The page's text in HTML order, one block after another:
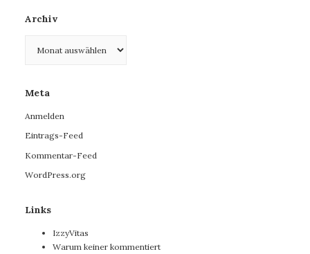
Archiv
Meta
Anmelden
Eintrags-Feed
Kommentar-Feed
WordPress.org
Links
IzzyVitas
Warum keiner kommentiert